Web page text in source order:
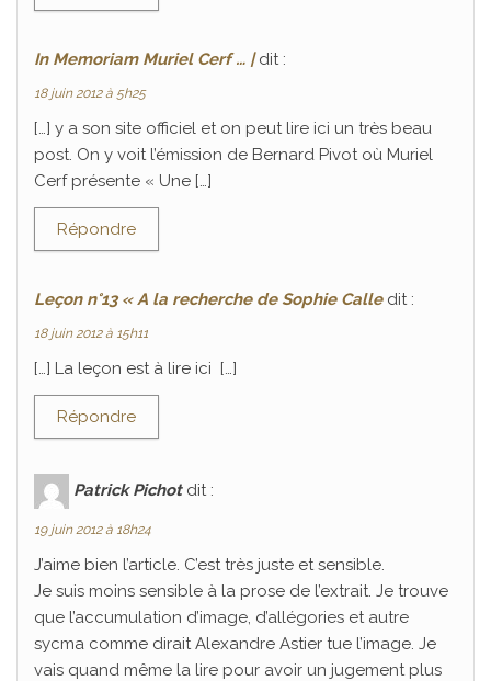
In Memoriam Muriel Cerf … | dit :
18 juin 2012 à 5h25
[…] y a son site officiel et on peut lire ici un très beau
post. On y voit l’émission de Bernard Pivot où Muriel
Cerf présente « Une […]
Répondre
Leçon n°13 « A la recherche de Sophie Calle dit :
18 juin 2012 à 15h11
[…] La leçon est à lire ici […]
Répondre
Patrick Pichot dit :
19 juin 2012 à 18h24
J’aime bien l’article. C’est très juste et sensible.
Je suis moins sensible à la prose de l’extrait. Je trouve
que l’accumulation d’image, d’allégories et autre
sycma comme dirait Alexandre Astier tue l’image. Je
vais quand même la lire pour avoir un jugement plus